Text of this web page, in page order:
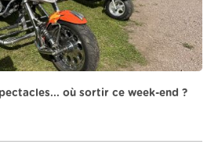
où sortir ce week-end ?